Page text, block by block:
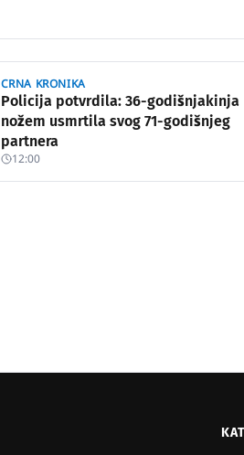
CRNA KRONIKA
Policija potvrdila: 36-godišnjakinja
nožem usmrtila svog 71-godišnjeg
partnera
12:00